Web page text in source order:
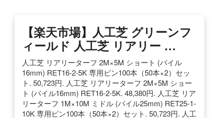
【楽天市場】人工芝 グリーンフ
ィールド 人工芝 リアリー …
人工芝 リアリーターフ 2M×5M ショート (パイル
16mm) RET16-2-5K 専用ピン100本（50本×2）セッ
ト. 50,723円. 人工芝 リアリーターフ 2M×5M ショー
ト (パイル16mm) RET16-2-5K. 48,380円. 人工芝 リア
リーターフ 1M×10M ミドル (パイル25mm) RET25-1-
10K 専用ピン100本（50本×2）セット. 50,723円. 人工